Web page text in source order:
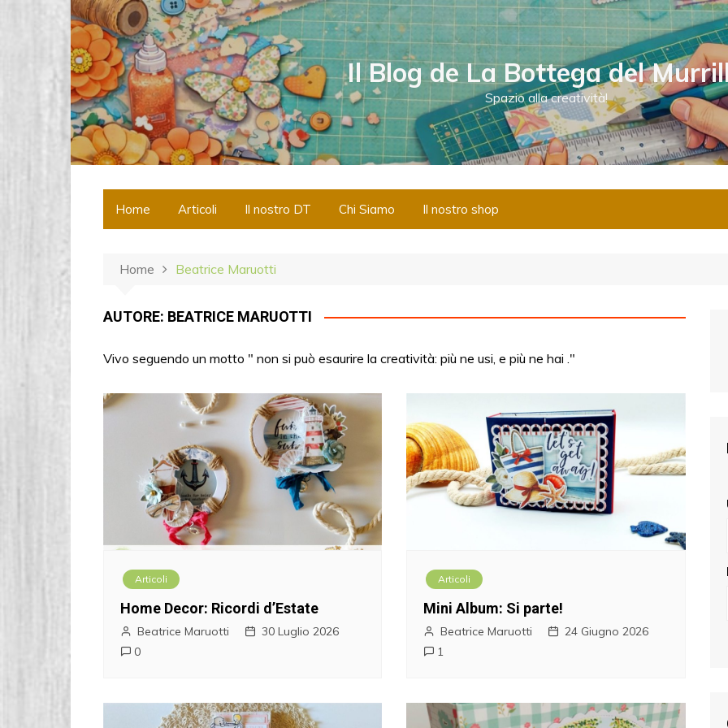
Il Blog de La Bottega del
Spazio alla creatività!
Home Articoli Il nostro DT Chi Siamo Il nostro shop
Home Beatrice Maruotti
AUTORE: BEATRICE MARUOTTI
Vivo seguendo un motto " non si può esaurire la creatività: più ne usi, e più ne hai ."
Articoli
Home Decor: Ricordi d’Estate
Beatrice Maruotti
30 Luglio 2026
0
Articoli
Mini Album: Si parte!
Beatrice Maruotti
24 Giugno 2026
1